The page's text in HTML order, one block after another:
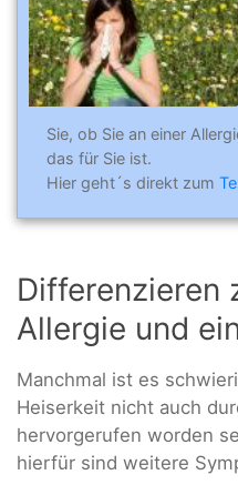
Sie, ob Sie an einer
das für Sie ist.
Hier geht´s direkt zum
Differenzieren
Allergie und
Manchmal ist es
Heiserkeit nicht auch
hervorgerufen worden
hierfür sind weitere